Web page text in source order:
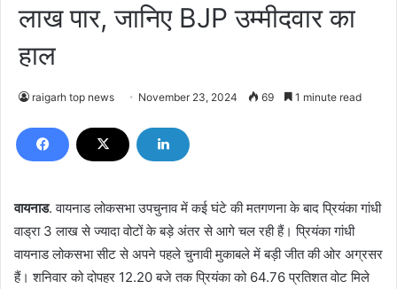
लाख पार, जानिए BJP उम्मीदवार का
हाल
raigarh top news November 23, 2024 69 1 minute read
वायनाड. वायनाड लोकसभा उपचुनाव में कई घंटे की मतगणना के बाद प्रियंका गांधी
वाड्रा 3 लाख से ज्यादा वोटों के बड़े अंतर से आगे चल रही हैं। प्रियंका गांधी
वायनाड लोकसभा सीट से अपने पहले चुनावी मुकाबले में बड़ी जीत की ओर अग्रसर
हैं। शनिवार को दोपहर 12.20 बजे तक प्रियंका को 64.76 प्रतिशत वोट मिले